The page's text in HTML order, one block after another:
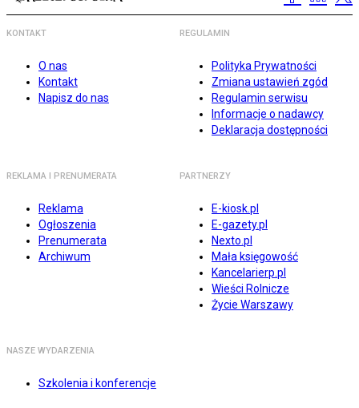
KONTAKT
O nas
Kontakt
Napisz do nas
REGULAMIN
Polityka Prywatności
Zmiana ustawień zgód
Regulamin serwisu
Informacje o nadawcy
Deklaracja dostępności
REKLAMA I PRENUMERATA
Reklama
Ogłoszenia
Prenumerata
Archiwum
PARTNERZY
E-kiosk.pl
E-gazety.pl
Nexto.pl
Mała księgowość
Kancelarierp.pl
Wieści Rolnicze
Życie Warszawy
NASZE WYDARZENIA
Szkolenia i konferencje